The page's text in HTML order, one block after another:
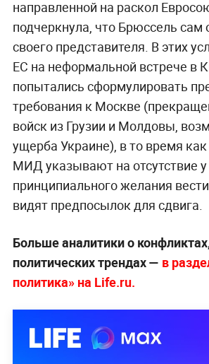
направленной на раскол
подчеркнула, что Брюссель сам
своего представителя. В этих
ЕС на неформальной встрече в
попытались сформулировать
требования к Москве
войск из Грузии и Молдовы,
ущерба Украине), в то время
МИД указывают на отсутствие
принципиального желания
видят предпосылок для сдвига.
Больше аналитики о
политических трендах — в
политика» на Life.ru.